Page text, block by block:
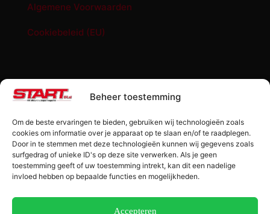
Beheer toestemming
Om de beste ervaringen te bieden, gebruiken wij technologieën zoals
cookies om informatie over je apparaat op te slaan en/of te raadplegen.
Door in te stemmen met deze technologieën kunnen wij gegevens zoals
surfgedrag of unieke ID's op deze site verwerken. Als je geen
toestemming geeft of uw toestemming intrekt, kan dit een nadelige
invloed hebben op bepaalde functies en mogelijkheden.
Accepteren
Algemene Voorwaarden
Cookiebeleid (EU)
START '84 shop
Losse editie Start ’84
Start ’84 Merchandise
Check jouw code